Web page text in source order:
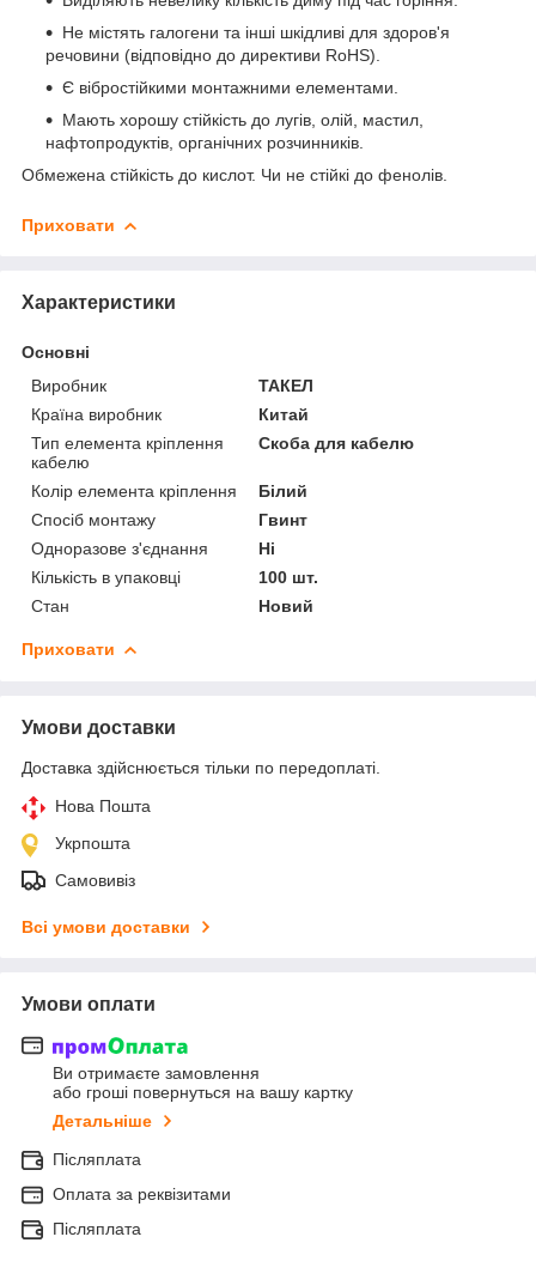
Не містять галогени та інші шкідливі для здоров'я
речовини (відповідно до директиви RoHS).
Є вібростійкими монтажними елементами.
Мають хорошу стійкість до лугів, олій, мастил,
нафтопродуктів, органічних розчинників.
Обмежена стійкість до кислот. Чи не стійкі до фенолів.
Приховати
Характеристики
Основні
Виробник
ТАКЕЛ
Країна виробник
Китай
Тип елемента кріплення
кабелю
Скоба для кабелю
Колір елемента кріплення
Білий
Спосіб монтажу
Гвинт
Одноразове з'єднання
Ні
Кількість в упаковці
100 шт.
Стан
Новий
Приховати
Умови доставки
Доставка здійснюється тільки по передоплаті.
Нова Пошта
Укрпошта
Самовивіз
Всі умови доставки
Умови оплати
Ви отримаєте замовлення
або гроші повернуться на вашу картку
Детальніше
Післяплата
Оплата за реквізитами
Післяплата